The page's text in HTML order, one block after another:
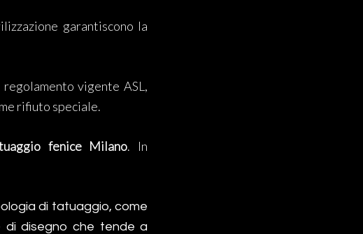
garantiscono la
vigente ASL,
rifiuto speciale.
fenice Milano. In
di tatuaggio, come
di disegno che tende a